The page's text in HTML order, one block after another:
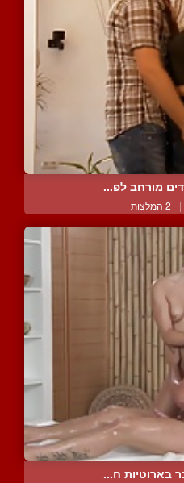
מורחב לפ...
| 2 המלצות
בארוטיות ח...